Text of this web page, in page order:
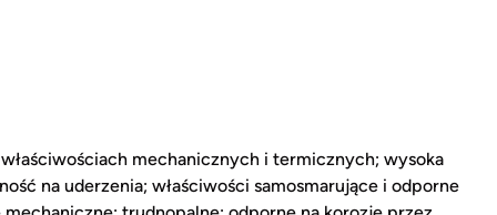
mechanicznych i termicznych; wysoka
na uderzenia; właściwości samosmarujące i odporne